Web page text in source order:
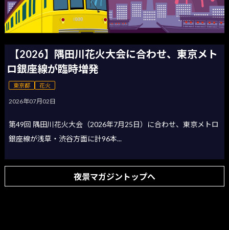
【2026】隅田川花火大会に合わせ、東京メト
ロ銀座線が臨時増発
東京都 花火
2026年07月02日
第49回 隅田川花火大会（2026年7月25日）に合わせ、東京メトロ
銀座線が浅草・渋谷方面に計96本...
夜景マガジントップへ